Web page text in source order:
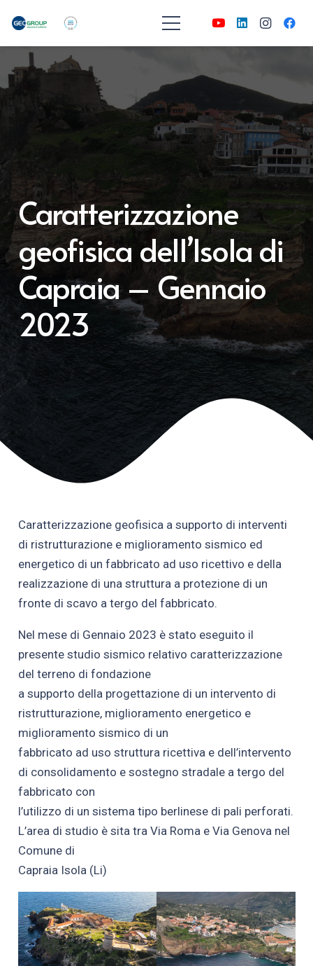
Caratterizzazione
geofisica dell’Isola di
Capraia – Gennaio
2023
Caratterizzazione geofisica a supporto di interventi
di ristrutturazione e miglioramento sismico ed
energetico di un fabbricato ad uso ricettivo e della
realizzazione di una struttura a protezione di un
fronte di scavo a tergo del fabbricato.
Nel mese di Gennaio 2023 è stato eseguito il
presente studio sismico relativo caratterizzazione
del terreno di fondazione
a supporto della progettazione di un intervento di
ristrutturazione, miglioramento energetico e
miglioramento sismico di un
fabbricato ad uso struttura ricettiva e dell’intervento
di consolidamento e sostegno stradale a tergo del
fabbricato con
l’utilizzo di un sistema tipo berlinese di pali perforati.
L’area di studio è sita tra Via Roma e Via Genova nel
Comune di
Capraia Isola (Li)